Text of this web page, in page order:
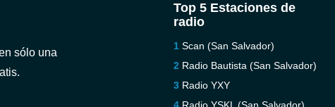
sólo una
Top 5 Estaciones de
radio
Scan (San Salvador)
Radio Bautista (San Salvador)
Radio YXY